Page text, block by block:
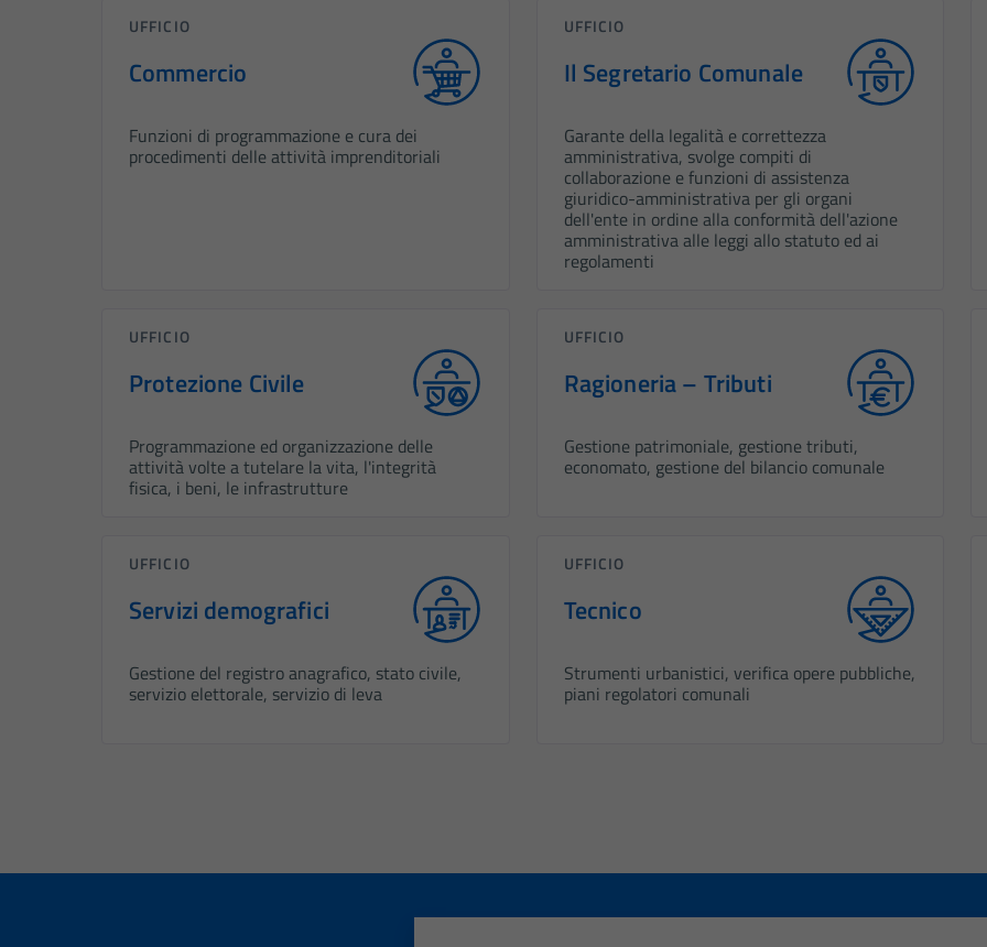
UFFICIO
Commercio
Funzioni di programmazione e cura dei
procedimenti delle attività imprenditoriali
UFFICIO
Il Segretario Comunale
Garante della legalità e correttezza
amministrativa, svolge compiti di
collaborazione e funzioni di assistenza
giuridico-amministrativa per gli organi
dell'ente in ordine alla conformità dell'azione
amministrativa alle leggi allo statuto ed ai
regolamenti
UFFICIO
Protezione Civile
Programmazione ed organizzazione delle
attività volte a tutelare la vita, l'integrità
fisica, i beni, le infrastrutture
UFFICIO
Ragioneria – Tributi
Gestione patrimoniale, gestione tributi,
economato, gestione del bilancio comunale
UFFICIO
Servizi demografici
Gestione del registro anagrafico, stato civile,
servizio elettorale, servizio di leva
UFFICIO
Tecnico
Strumenti urbanistici, verifica opere pubbliche,
piani regolatori comunali